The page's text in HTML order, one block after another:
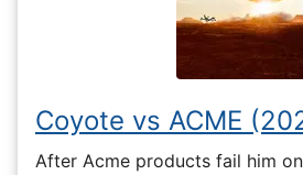
Coyote vs ACME
After Acme products fail him